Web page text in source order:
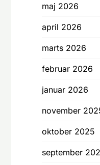
maj 2026
april 2026
marts 2026
februar 2026
januar 2026
november
oktober 2025
september